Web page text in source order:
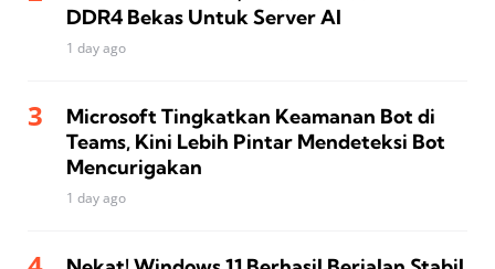
DDR4 Bekas Untuk Server AI
1 day ago
Microsoft Tingkatkan Keamanan Bot di
Teams, Kini Lebih Pintar Mendeteksi Bot
Mencurigakan
1 day ago